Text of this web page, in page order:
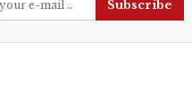
Subscribe